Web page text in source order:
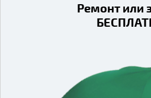
Ремонт или